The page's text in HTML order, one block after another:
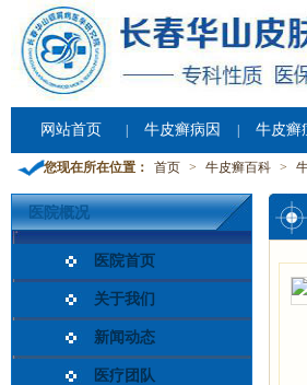
网站首页 牛皮癣病因 牛皮癣
您现在所在位置： 首页 > 牛皮癣百科 >
医院概况
医院首页
关于我们
新闻动态
医疗团队